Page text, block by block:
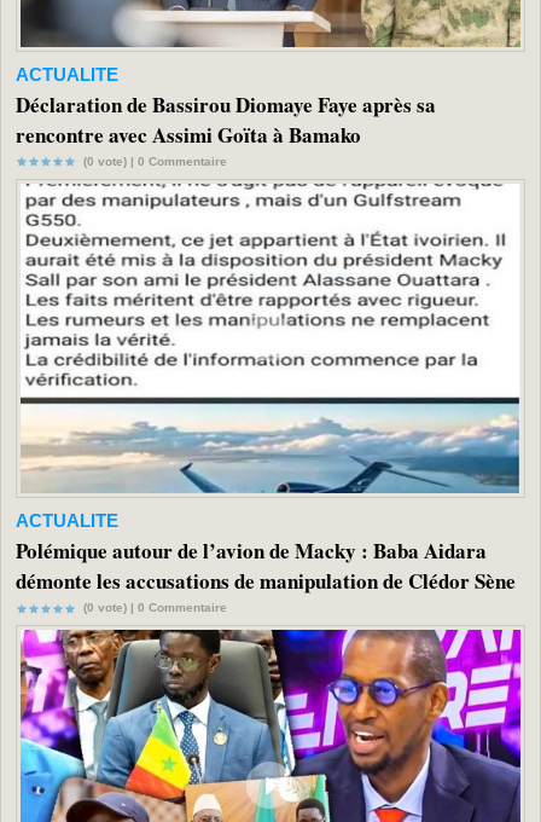
ACTUALITE
Déclaration de Bassirou Diomaye Faye après sa
rencontre avec Assimi Goïta à Bamako
(0 vote) | 0 Commentaire
ACTUALITE
Polémique autour de l’avion de Macky : Baba Aidara
démonte les accusations de manipulation de Clédor Sène
(0 vote) | 0 Commentaire